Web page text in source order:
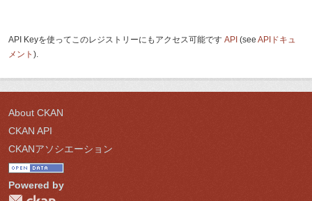
API Keyを使ってこのレジストリーにもアクセス可能です API (see APIドキュ
メント ).
About CKAN
CKAN API
CKANアソシエーション
Powered by